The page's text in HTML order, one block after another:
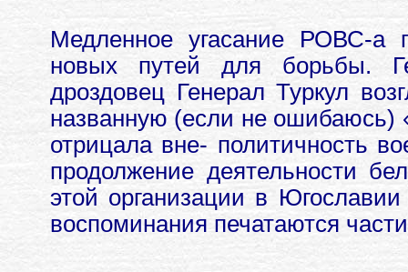
Медленное угасание РОВС-а
новых путей для борьбы.
дроздовец Генерал Туркул
названную (если не ошибаюсь)
отрицала вне- политичность
продолжение деятельности
этой организации в
воспоминания печатаются